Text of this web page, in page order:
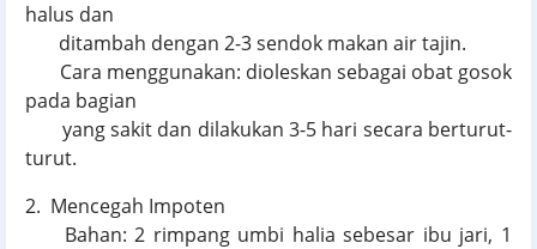
halus dan
ditambah dengan 2-3 sendok makan air tajin.
Cara menggunakan: dioleskan sebagai obat gosok
pada bagian
yang sakit dan dilakukan 3-5 hari secara berturut-
turut.
2. Mencegah Impoten
Bahan: 2 rimpang umbi halia sebesar ibu jari, 1